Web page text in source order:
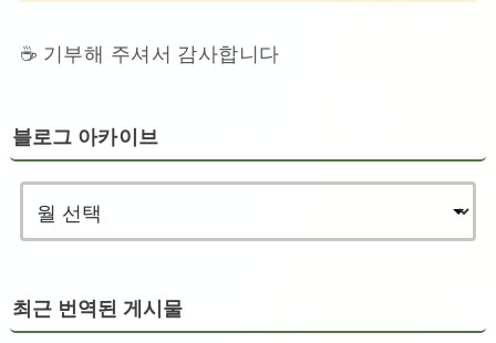
☕ 기부해 주셔서 감사합니다
블로그 아카이브
최근 번역된 게시물